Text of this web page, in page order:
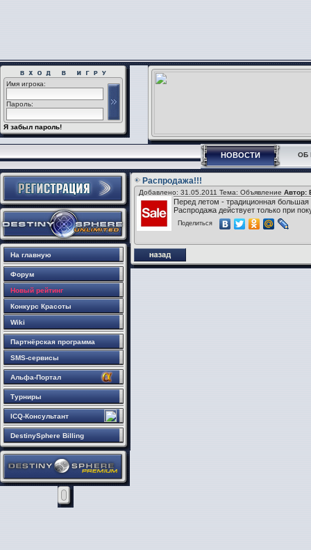
Имя игрока:
Пароль:
Я забыл пароль!
НОВОСТИ ОБ
На главную
Форум
Новый рейтинг
Конкурс Красоты
Wiki
Партнёрская программа
SMS-сервисы
Альфа-Портал
Турниры
ICQ-Консультант
DestinySphere Billing
Распродажа!!!
Добавлено: 31.05.2011 Тема: Объявление Автор:
Перед летом - традиционная
Распродажа действует только при
Поделиться